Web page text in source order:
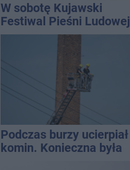
W sobotę Kujawski
Festiwal Pieśni Ludowej
Podczas burzy ucierpiał
komin. Konieczna była